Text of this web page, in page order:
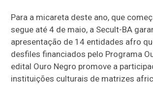
Para a micareta deste ano, que
segue até 4 de maio, a Secult-BA
apresentação de 14 entidades afro
desfiles financiados pelo Programa
edital Ouro Negro promove a
instituições culturais de matrizes